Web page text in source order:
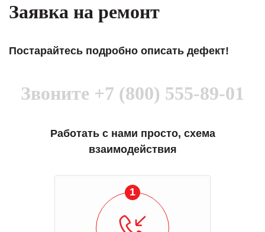
Заявка на ремонт
Постарайтесь подробно описать дефект!
Звоните +7 (800) 555-89-01
Работать с нами просто, схема
взаимодействия
1